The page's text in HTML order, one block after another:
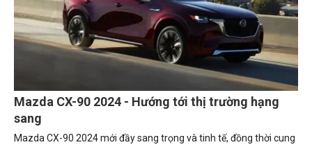
Mazda CX-90 2024 - Hướng tới thị trường hạng
sang
Mazda CX-90 2024 mới đầy sang trọng và tinh tế, đồng thời cung